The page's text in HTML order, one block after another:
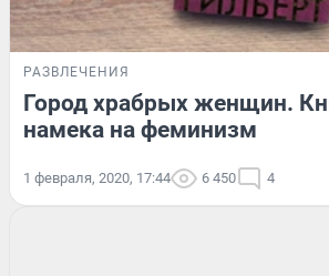
РАЗВЛЕЧЕНИЯ
Город храбрых женщин.
намека на феминизм
1 февраля, 2020, 17:44 6 450 4